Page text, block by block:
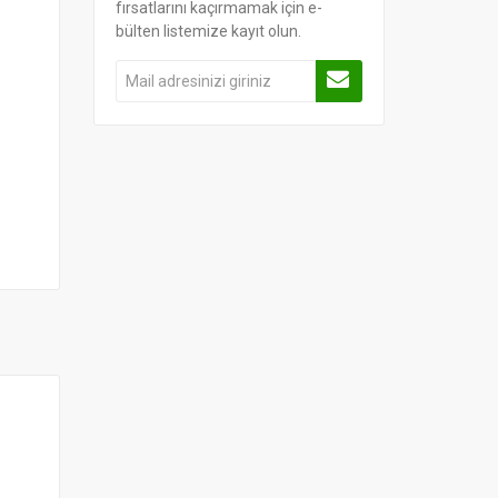
fırsatlarını kaçırmamak için e-
bülten listemize kayıt olun.